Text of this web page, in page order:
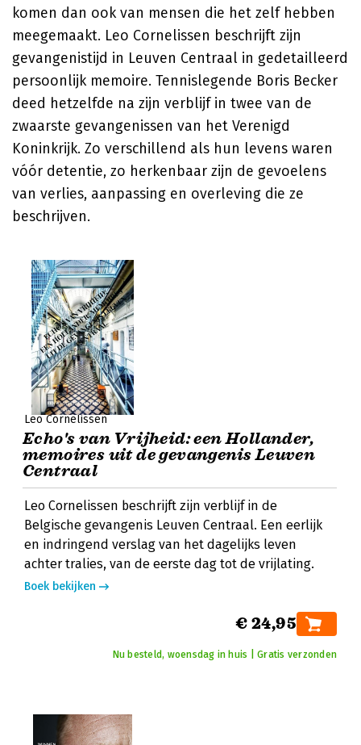
komen dan ook van mensen die het zelf hebben
meegemaakt. Leo Cornelissen beschrijft zijn
gevangenistijd in Leuven Centraal in gedetailleerd
persoonlijk memoire. Tennislegende Boris Becker
deed hetzelfde na zijn verblijf in twee van de
zwaarste gevangenissen van het Verenigd
Koninkrijk. Zo verschillend als hun levens waren
vóór detentie, zo herkenbaar zijn de gevoelens
van verlies, aanpassing en overleving die ze
beschrijven.
Leo Cornelissen
Echo's van Vrijheid: een Hollander,
memoires uit de gevangenis Leuven
Centraal
Leo Cornelissen beschrijft zijn verblijf in de
Belgische gevangenis Leuven Centraal. Een eerlijk
en indringend verslag van het dagelijks leven
achter tralies, van de eerste dag tot de vrijlating.
Boek bekijken
€ 24,95
Nu besteld, woensdag in huis | Gratis verzonden